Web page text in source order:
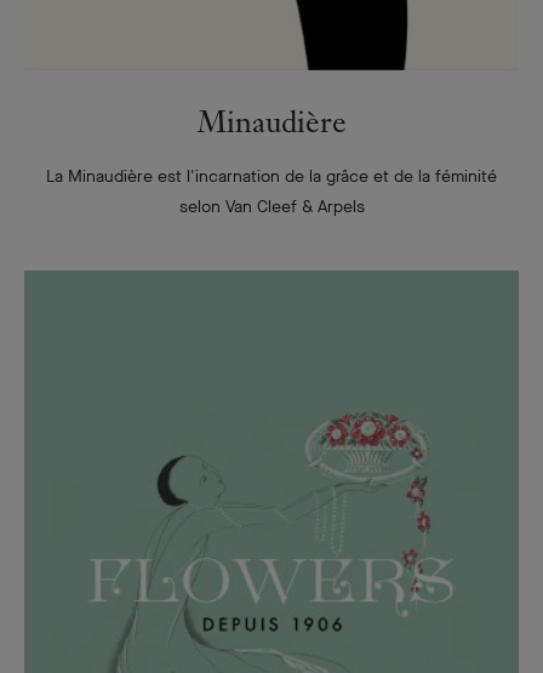
Minaudière
La Minaudière est l'incarnation de la grâce et de la féminité
selon Van Cleef & Arpels